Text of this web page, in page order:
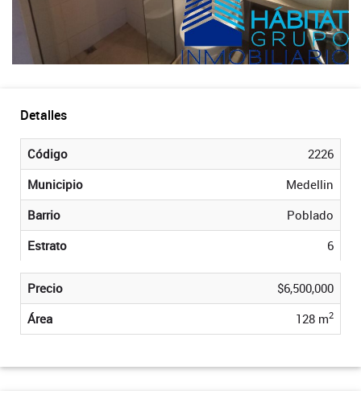
Detalles
Código
2226
Municipio
Medellin
Barrio
Poblado
Estrato
6
Precio
$6,500,000
Área
128 m2